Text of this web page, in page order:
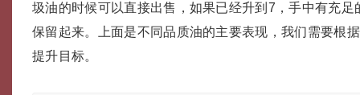
圾油的时候可以直接出售，如果已经升到7，手中有充足
保留起来。上面是不同品质油的主要表现，我们需要根
提升目标。